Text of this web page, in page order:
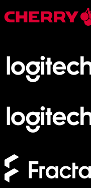
XMG APEX
XMG FOCUS
Formfaktor
Full-Size
60%
Switches
Mechanisch
Membran